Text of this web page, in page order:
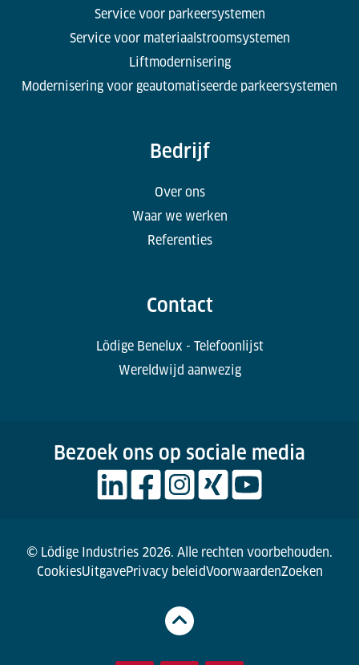
Service voor parkeersystemen
Service voor materiaalstroomsystemen
Liftmodernisering
Modernisering voor geautomatiseerde parkeersystemen
Bedrijf
Over ons
Waar we werken
Referenties
Contact
Lödige Benelux - Telefoonlijst
Wereldwijd aanwezig
Bezoek ons op sociale media
© Lödige Industries 2026. Alle rechten voorbehouden.
CookiesUitgavePrivacy beleidVoorwaardenZoeken